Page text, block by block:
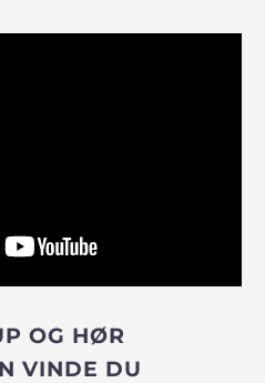
OG HØR
VINDE DU